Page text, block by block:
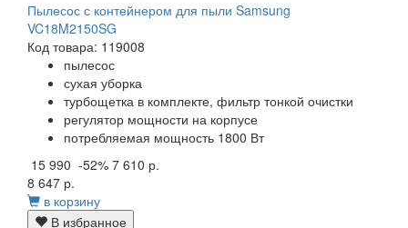
Пылесос с контейнером для пыли Samsung
VC18M2150SG
Код товара: 119008
пылесос
сухая уборка
турбощетка в комплекте, фильтр тонкой очистки
регулятор мощности на корпусе
потребляемая мощность 1800 Вт
15 990 -52% 7 610 р.
8 647 р.
в корзину
В избранное